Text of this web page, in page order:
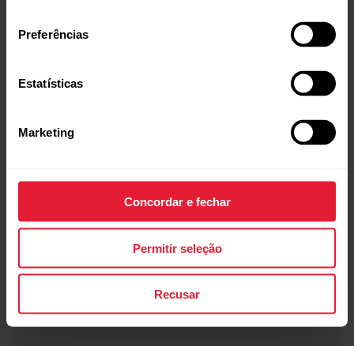
Preferências
Estatísticas
Marketing
Concordar e fechar
Permitir seleção
Recusar
Pulseira POLAR Loop SoftWeave 19,90 €
→ Detalhes